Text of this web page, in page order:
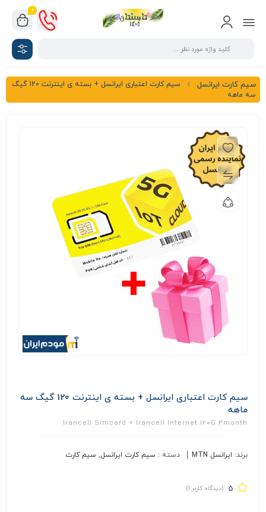
0
سیم کارت ایرانسل
سیم کارت اعتباری ایرانسل + بسته ی اینترنت 120 گیگ
سه ماهه
سیم کارت اعتباری ایرانسل + بسته ی اینترنت 120 گیگ سه
ماهه
Irancell Simcard + Irancell Internet 120G 3month
برند: ایرانسل MTN دسته : سیم کارت ایرانسل, سیم کارت
5 (دیدگاه کاربر 1
)